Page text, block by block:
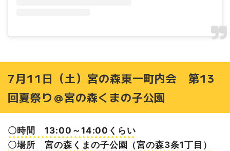
9月6日（日）第43回桑園地区大運動会＠桑園小学校グラ
9月11日（金）～10月3日（土）2026さっぽろオータムフ
ェスト＠大通公園
ウンド
【昨年情報】9月14日（日）15日（月・祝）創成イースト
9月19日（土）鉄道フェスティバルin北海道＠札幌市北3条
広場アカプラ
7月11日（土）宮の森東一町内会 第13
回夏祭り＠宮の森くまの子公園
〇時間 13:00～14:00くらい
〇場所 宮の森くまの子公園（宮の森3条1丁目）